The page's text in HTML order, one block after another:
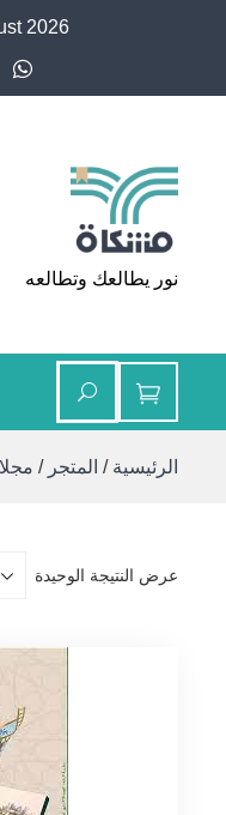
2026
مشكاة
نور يطالعك وتطالعه
الرئيسية / المتجر /
عرض النتيجة الوحيدة